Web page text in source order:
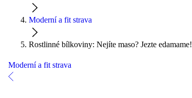
Moderní a fit strava
Rostlinné bílkoviny: Nejíte maso? Jezte edamame!
Moderní a fit strava